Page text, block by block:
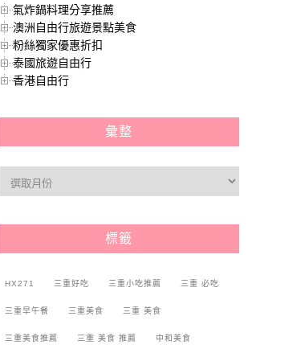
氣炸鍋料理分享推薦
澳洲自由行旅遊景點美食
粉絲獨家優惠折扣
泰國旅遊自由行
香港自由行
彙整
標籤
HX271 三重好吃 三重小吃推薦 三重 必吃
三重早午餐 三重美食 三重 美食
三重美食推薦 三重 美食 推薦 中和美食